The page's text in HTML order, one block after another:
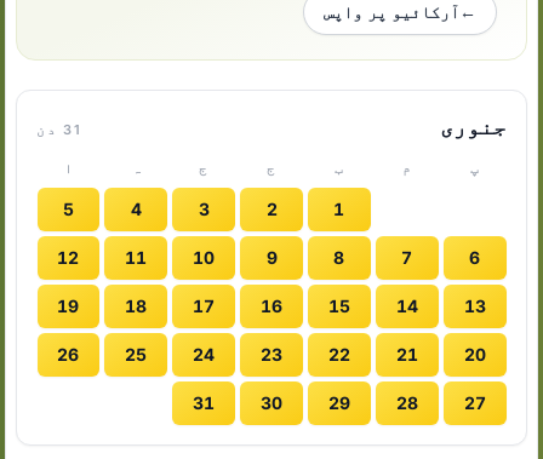
← آرکائیو پر واپس
جنوری 31 دن
پ م ب ج ج ہ ا
1
2
3
4
5
6
7
8
9
10
11
12
13
14
15
16
17
18
19
20
21
22
23
24
25
26
27
28
29
30
31